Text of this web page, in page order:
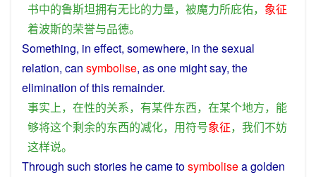
书中的鲁斯坦拥有无比的力量， 被魔力所庇佑， 象征
着波斯的荣誉与品德。
Something, in effect, somewhere, in thesexual
relation, can symbolise, as one mightsay, the
elimination ofthis remainder.
事实上， 在性的关系， 有某件东西， 在某个地方， 能
够将这个剩余的东西的减化， 用符号象征， 我们不妨
这样说。
Through such stories hecame tosymboliseagolden